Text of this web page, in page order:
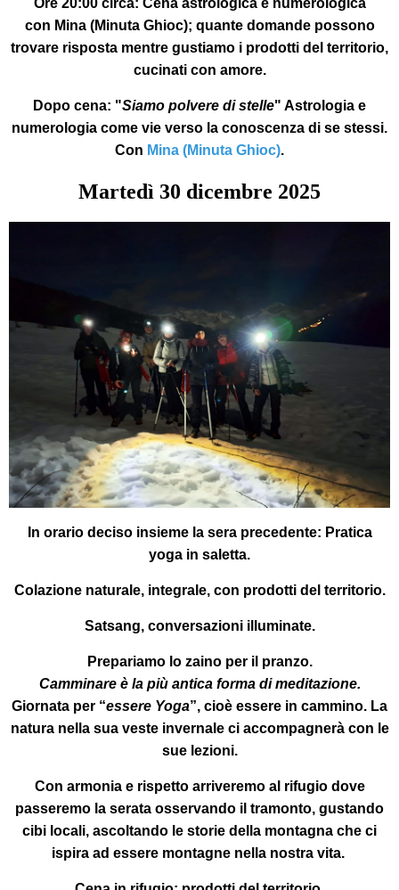
con Mina (Minuta Ghioc); quante domande possono
trovare risposta mentre gustiamo i prodotti del territorio,
cucinati con amore.
Dopo cena: "Siamo polvere di stelle" Astrologia e
numerologia come vie verso la conoscenza di se stessi.
Con Mina (Minuta Ghioc).
Martedì 30 dicembre 2025
In orario deciso insieme la sera precedente: Pratica
yoga in saletta.
Colazionenaturale, integrale, con prodotti del territorio.
Satsang, conversazioni illuminate.
Prepariamo lo zaino per il pranzo.
Camminare è la più antica forma di meditazione.
Giornata per “essere Yoga”, cioè essere in cammino. La
natura nella sua veste invernale ci accompagnerà con le
sue lezioni.
Con armonia e rispetto arriveremo al rifugio dove
passeremo la serata osservando il tramonto, gustando
cibi locali, ascoltando le storie della montagna che ci
ispira ad essere montagne nella nostra vita.